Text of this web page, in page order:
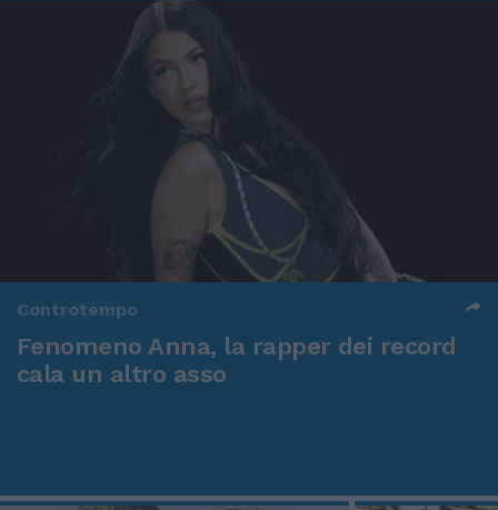
Controtempo
Fenomeno Anna, la rapper dei record
cala un altro asso